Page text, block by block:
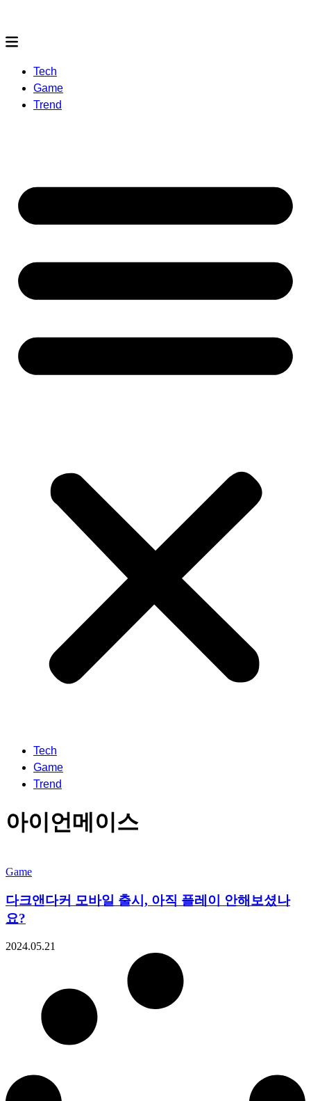
Tech
Game
Trend
Tech
Game
Trend
아이언메이스
Game
다크앤다커 모바일 출시, 아직 플레이 안해보셨나
요?
2024.05.21